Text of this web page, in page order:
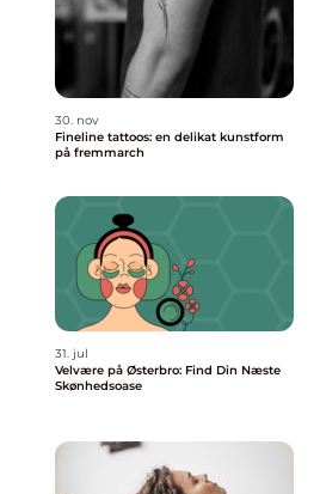
30. nov
Fineline tattoos: en delikat kunstform
på fremmarch
31. jul
Velvære på Østerbro: Find Din Næste
Skønhedsoase